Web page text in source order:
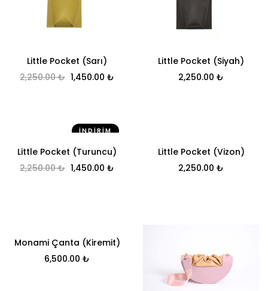
Little Pocket (Sarı)
2,250.00₺ Orijinal fiyat: 2,250.00 ₺.
1,450.00 ₺ Şu andaki fiyat: 1,450.00 ₺.
Little Pocket (Siyah)
2,250.00 ₺
İNDIRIM
Little Pocket (Turuncu)
2,250.00₺ Orijinal fiyat: 2,250.00 ₺.
1,450.00 ₺ Şu andaki fiyat: 1,450.00 ₺.
Little Pocket (Vizon)
2,250.00 ₺
Monami Çanta (Kiremit)
6,500.00 ₺